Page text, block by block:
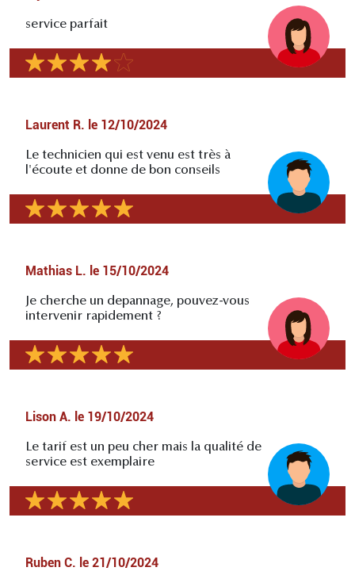
service parfait
Laurent R. le 12/10/2024
Le technicien qui est venu est très à
l'écoute et donne de bon conseils
Mathias L. le 15/10/2024
Je cherche un depannage, pouvez-vous
intervenir rapidement ?
Lison A. le 19/10/2024
Le tarif est un peu cher mais la qualité de
service est exemplaire
Ruben C. le 21/10/2024